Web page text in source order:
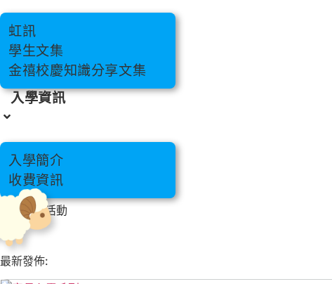
虹訊
學生文集
金禧校慶知識分享文集
入學資訊
入學簡介
收費資訊
聖誕感恩活動
最新發佈: